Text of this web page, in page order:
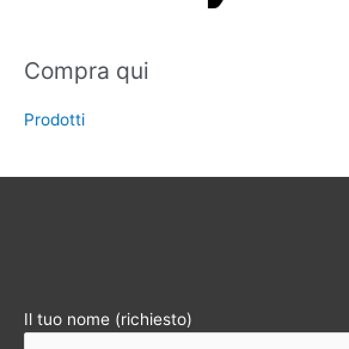
Compra qui
Prodotti
Il tuo nome (richiesto)